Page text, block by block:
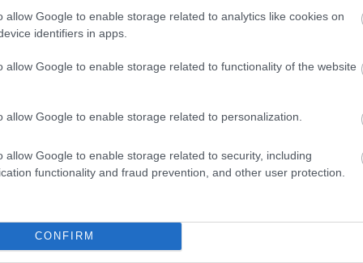
allow Google to enable storage related to analytics like cookies on
identifiers in apps.
allow Google to enable storage related to functionality of the website
allow Google to enable storage related to personalization.
allow Google to enable storage related to security, including
functionality and fraud prevention, and other user protection.
CONFIRM
ενδείξεις επιτάχυνσης του πληθωρισμού
τις εκτιμήσεις τους για αύξηση
επόμενο έτος.
σχεδόν δύο μονάδες βάσης την Τετάρτη
τιμών της ενέργειας λόγω του
ανοδική τους πορεία, με εκείνη της